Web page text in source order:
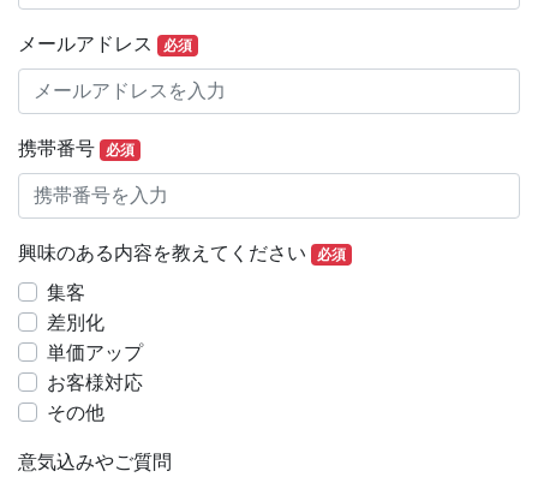
メールアドレス 必須
携帯番号 必須
興味のある内容を教えてください 必須
集客
差別化
単価アップ
お客様対応
その他
意気込みやご質問